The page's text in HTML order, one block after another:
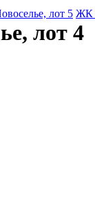
лот 5 ЖК
лот 4